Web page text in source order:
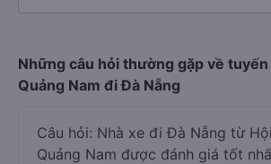
Những câu hỏi thường gặp về
Quảng Nam đi Đà Nẵng
Câu hỏi: Nhà xe đi Đà Nẵng từ
Quảng Nam được đánh giá tốt